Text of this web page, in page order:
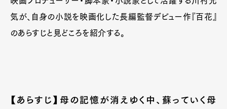
気が、自身の小説を映画化した長編監督デビュー作『百花』
のあらすじと見どころを紹介する。
【あらすじ】母の記憶が消えゆく中、蘇っていく母